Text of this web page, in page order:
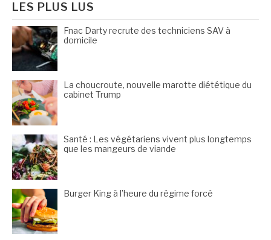
LES PLUS LUS
Fnac Darty recrute des techniciens SAV à
domicile
La choucroute, nouvelle marotte diététique du
cabinet Trump
Santé : Les végétariens vivent plus longtemps
que les mangeurs de viande
Burger King à l’heure du régime forcé